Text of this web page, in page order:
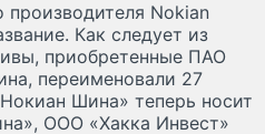
Nokian
Как следует из
приобретенные ПАО
переименовали 27
Шина» теперь носит
ООО «Хакка Инвест»